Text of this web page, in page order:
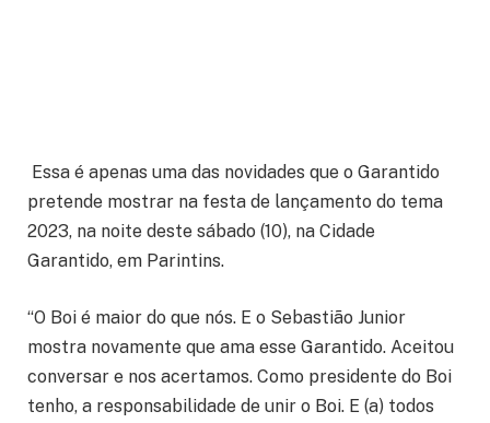
Essa é apenas uma das novidades que o Garantido
pretende mostrar na festa de lançamento do tema
2023, na noite deste sábado (10), na Cidade
Garantido, em Parintins.
“O Boi é maior do que nós. E o Sebastião Junior
mostra novamente que ama esse Garantido. Aceitou
conversar e nos acertamos. Como presidente do Boi
tenho, a responsabilidade de unir o Boi. E (a) todos